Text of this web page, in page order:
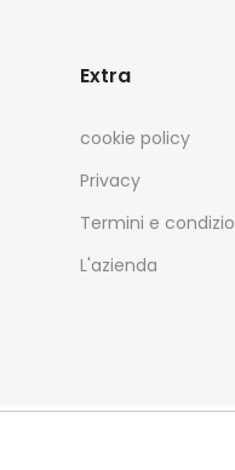
Extra
cookie policy
Privacy
Termini e
L'azienda